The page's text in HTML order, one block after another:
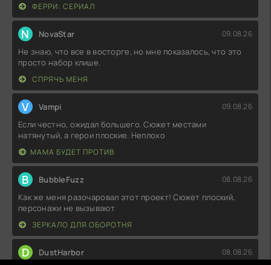
ФЕРРИ: СЕРИАЛ
N NovaStar 09.08.26
Не знаю, что все в восторге, но мне показалось, что это
просто набор клише.
СПРЯЧЬ МЕНЯ
V Vampi 09.08.26
Если честно, ожидал большего. Сюжет местами
натянутый, а герои плоские. Неплохо
МАМА БУДЕТ ПРОТИВ
B BubbleFuzz 08.08.26
Как же меня разочаровал этот проект! Сюжет плоский,
персонажи не вызывают
ЗЕРКАЛО ДЛЯ ОБОРОТНЯ
D DustHarbor 08.08.26